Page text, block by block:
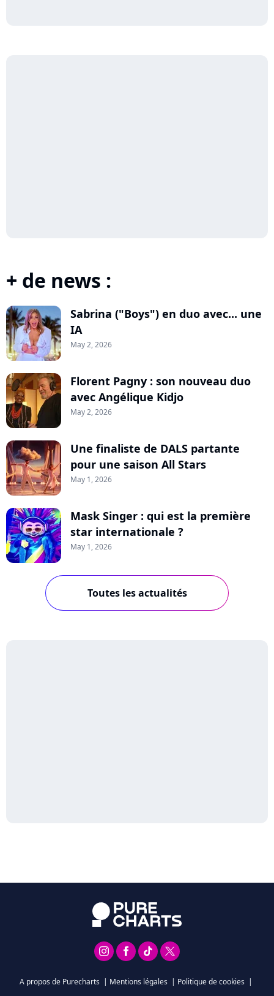
+ de news :
Sabrina ("Boys") en duo avec... une
IA
May 2, 2026
Florent Pagny : son nouveau duo
avec Angélique Kidjo
May 2, 2026
Une finaliste de DALS partante
pour une saison All Stars
May 1, 2026
Mask Singer : qui est la première
star internationale ?
May 1, 2026
Toutes les actualités
A propos de Purecharts | Mentions légales | Politique de cookies |